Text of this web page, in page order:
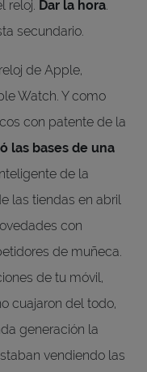
reloj. Dar la hora.
secundario.
de Apple,
Watch. Y como
con patente de la
las bases de una
de la
las tiendas en abril
con
de muñeca.
de tu móvil,
cuajaron del todo,
generación la
vendiendo las